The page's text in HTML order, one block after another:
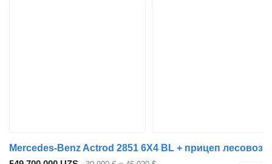
Mercedes-Benz Actrod 2851 6X4 BL + прицеп лесовоз